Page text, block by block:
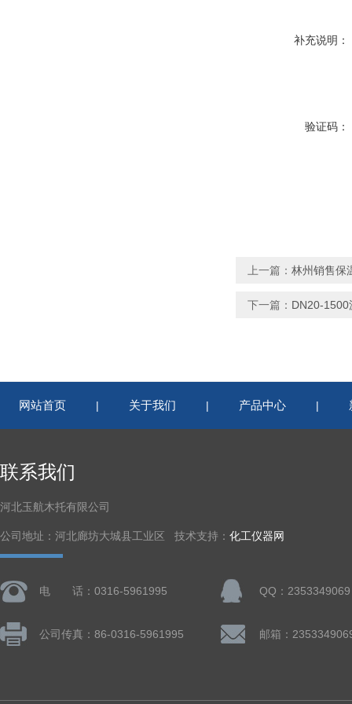
补充说明：
验证码：
上一篇： 林州销售保
下一篇： DN20-1500
网站首页 | 关于我们 | 产品中心 |
联系我们
河北玉航木托有限公司
公司地址：河北廊坊大城县工业区 技术支持： 化工仪器网
电 话：0316-5961995 QQ：2353349069
公司传真：86-0316-5961995 邮箱：